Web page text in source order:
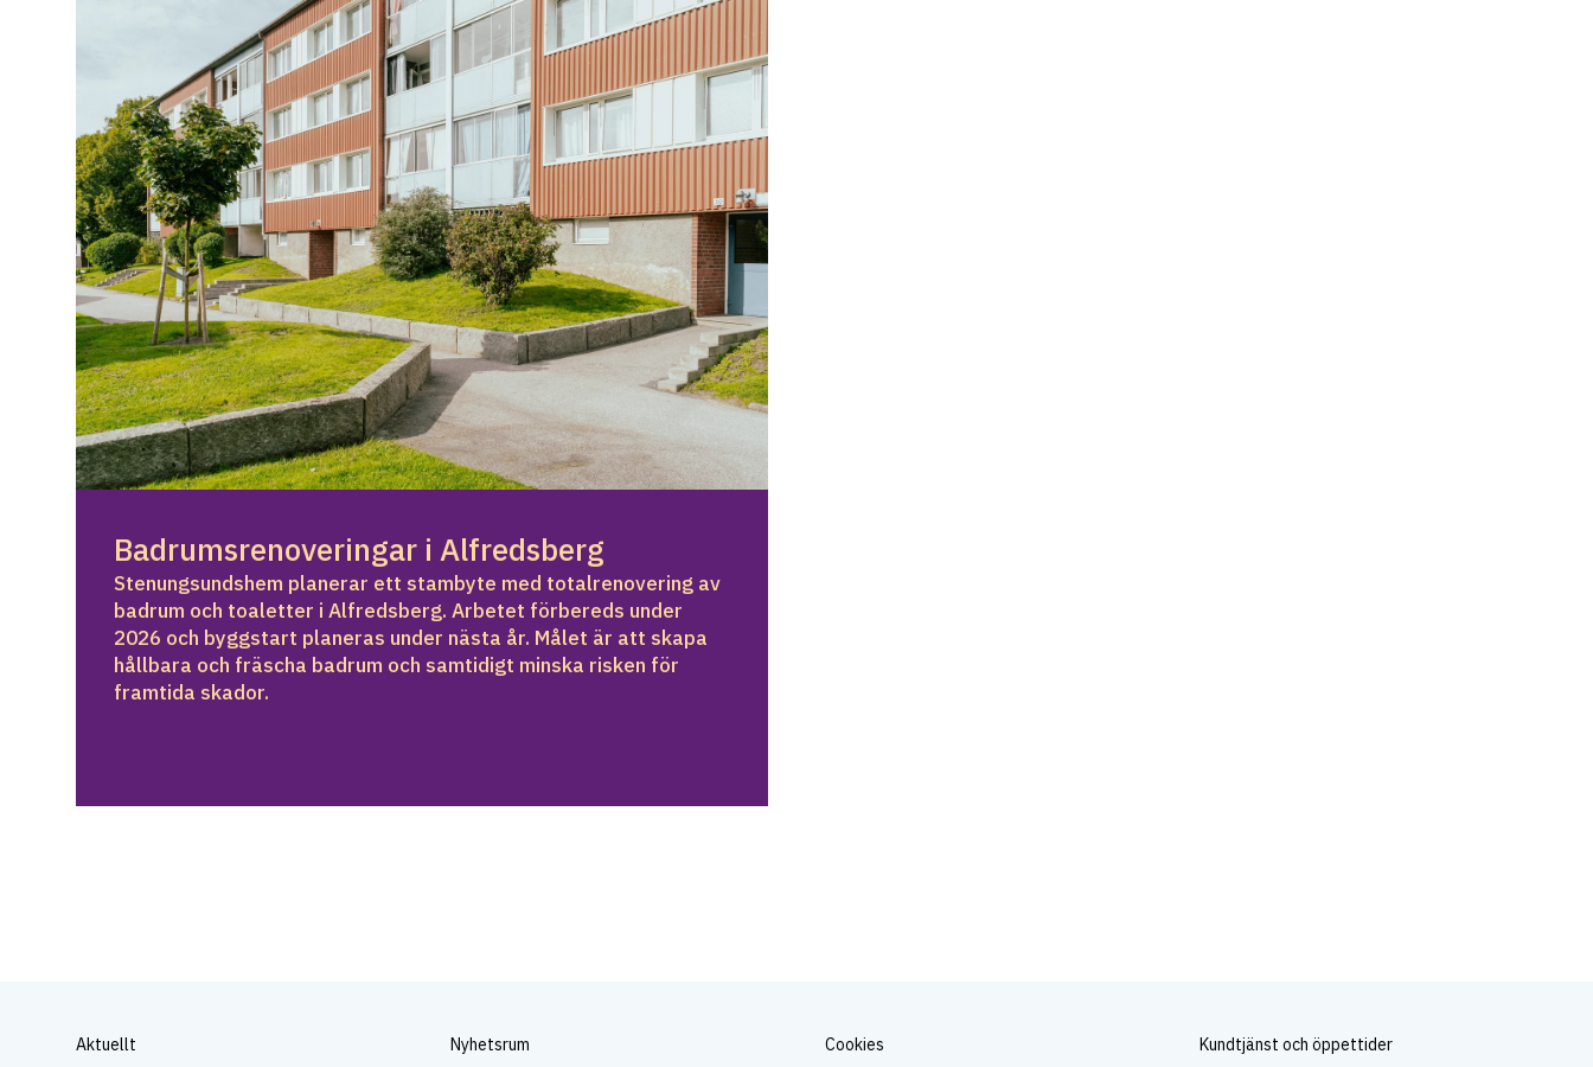
Badrumsrenoveringar i Alfredsberg
Stenungsundshem planerar ett stambyte med totalrenovering av
badrum och toaletter i Alfredsberg. Arbetet förbereds under
2026 och byggstart planeras under nästa år. Målet är att skapa
hållbara och fräscha badrum och samtidigt minska risken för
framtida skador.
Aktuellt
Nyhetsrum
Cookies